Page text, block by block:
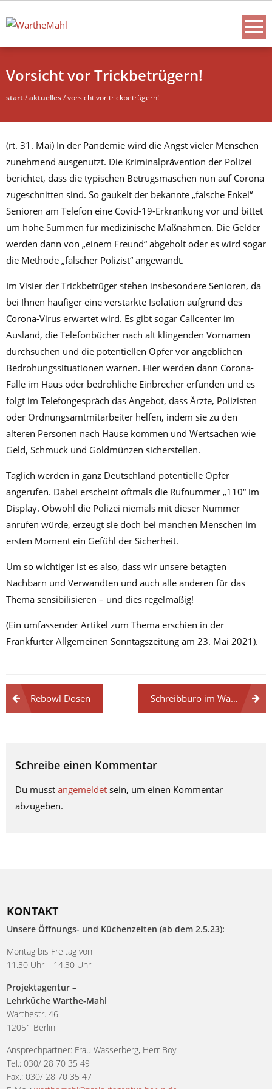
Vorsicht vor Trickbetrügern!
start/aktuelles/vorsicht vor trickbetrügern!
(rt. 31. Mai) In der Pandemie wird die Angst vieler Menschen
zunehmend ausgenutzt. Die Kriminalprävention der Polizei
berichtet, dass die typischen Betrugsmaschen nun auf Corona
zugeschnitten sind. So gaukelt der bekannte „falsche Enkel“
Senioren am Telefon eine Covid-19-Erkrankung vor und bittet
um hohe Summen für medizinische Maßnahmen. Die Gelder
werden dann von „einem Freund“ abgeholt oder es wird sogar
die Methode „falscher Polizist“ angewandt.
Im Visier der Trickbetrüger stehen insbesondere Senioren, da
bei Ihnen häufiger eine verstärkte Isolation aufgrund des
Corona-Virus erwartet wird. Es gibt sogar Callcenter im
Ausland, die Telefonbücher nach alt klingenden Vornamen
durchsuchen und die potentiellen Opfer vor angeblichen
Bedrohungssituationen warnen. Hier werden dann Corona-
Fälle im Haus oder bedrohliche Einbrecher erfunden und es
folgt im Telefongespräch das Angebot, dass Ärzte, Polizisten
oder Ordnungsamtmitarbeiter helfen, indem sie zu den
älteren Personen nach Hause kommen und Wertsachen wie
Geld, Schmuck und Goldmünzen sicherstellen.
Täglich werden in ganz Deutschland potentielle Opfer
angerufen. Dabei erscheint oftmals die Rufnummer „110“ im
Display. Obwohl die Polizei niemals mit dieser Nummer
anrufen würde, erzeugt sie doch bei manchen Menschen im
ersten Moment ein Gefühl der Sicherheit.
Um so wichtiger ist es also, dass wir unsere betagten
Nachbarn und Verwandten und auch alle anderen für das
Thema sensibilisieren – und dies regelmäßig!
(Ein umfassender Artikel zum Thema erschien in der
Frankfurter Allgemeinen Sonntagszeitung am 23. Mai 2021).
Rebowl Dosen Schreibbüro im Warthemahl!
Schreibe einen Kommentar
Du musst angemeldet sein, um einen Kommentar
abzugeben.
KONTAKT
Unsere Öffnungs- und Küchenzeiten (ab dem 2.5.23):
Montag bis Freitag von
11.30 Uhr – 14.30 Uhr
Projektagentur –
Lehrküche Warthe-Mahl
Warthestr. 46
12051 Berlin
Ansprechpartner: Frau Wasserberg, Herr Boy
Tel.: 030/ 28 70 35 49
Fax.: 030/ 28 70 35 47